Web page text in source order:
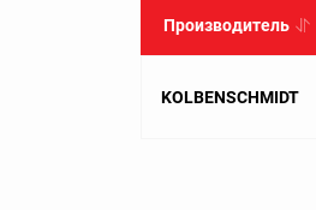
Производитель
KOLBENSCHMIDT